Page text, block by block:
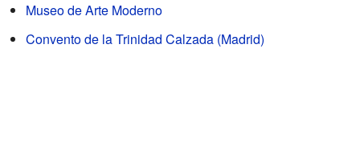
Museo de Arte Moderno
Convento de la Trinidad Calzada (Madrid)